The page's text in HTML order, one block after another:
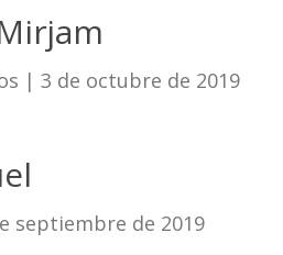
| 3 de octubre de 2019
septiembre de 2019